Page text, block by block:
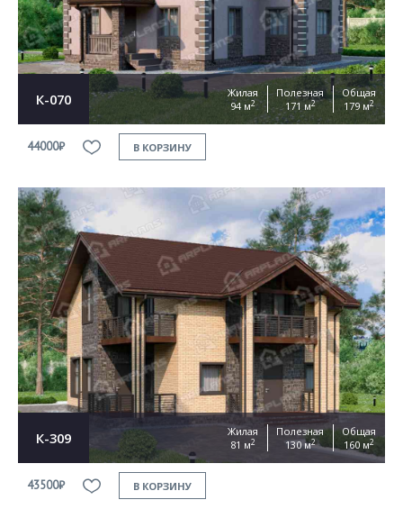
К-070
Жилая
94 м2
Полезная
171 м2
Общая
179 м2
44000₽ В КОРЗИНУ
К-309
Жилая
81 м2
Полезная
130 м2
Общая
160 м2
43500₽ В КОРЗИНУ